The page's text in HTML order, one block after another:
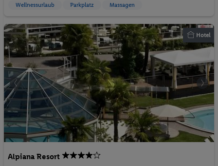
Wellnessurlaub Parkplatz Massagen
Hotel
Alpiana Resort